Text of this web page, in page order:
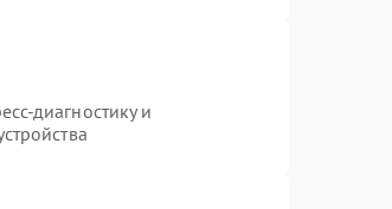
диагностику и